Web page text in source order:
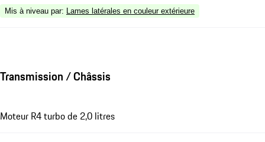
Mis à niveau par: Lames latérales en couleur extérieure
Transmission / Châssis
Moteur R4 turbo de 2,0 litres